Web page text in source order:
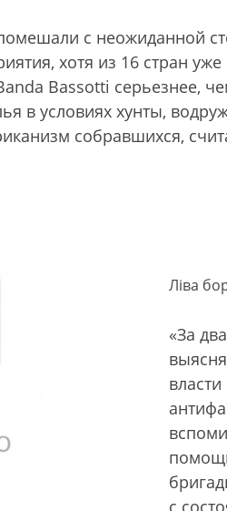
с неожиданной
хотя из 16 стран
Bassotti серьезнее,
в условиях хунты,
собравшихся,
Лiва
«За
с